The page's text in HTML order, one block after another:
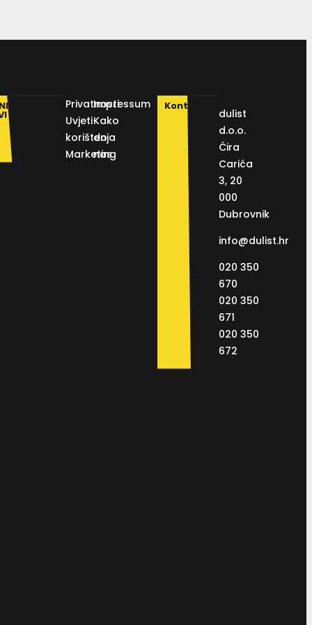
Privatnosti
Uvjeti
korištenja
Marketing
Impressum
Kako
do
nas
Kontakt
dulist
d.o.o.
Ćira
Carića
3, 20
000
Dubrovnik
info@dulist.hr
020 350
670
020 350
671
020 350
672